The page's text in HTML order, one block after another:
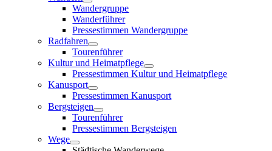
Wandergruppe
Wanderführer
Pressestimmen Wandergruppe
Radfahren
Tourenführer
Kultur und Heimatpflege
Pressestimmen Kultur und Heimatpflege
Kanusport
Pressestimmen Kanusport
Bergsteigen
Tourenführer
Pressestimmen Bergsteigen
Wege